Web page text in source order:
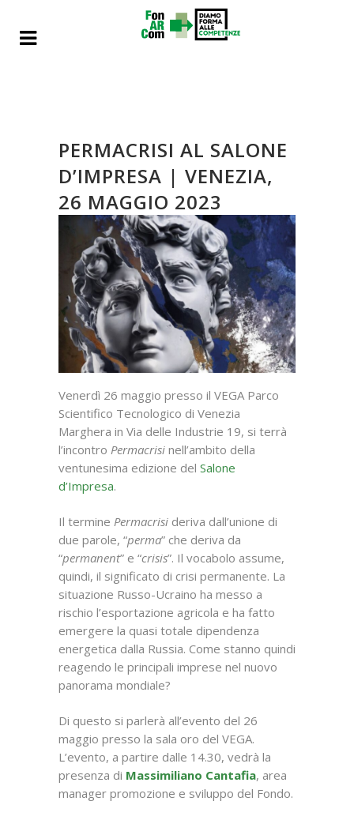
PERMACRISI AL SALONE
D’IMPRESA | VENEZIA,
26 MAGGIO 2023
Venerdì 26 maggio presso il VEGA Parco
Scientifico Tecnologico di Venezia
Marghera in Via delle Industrie 19, si terrà
l’incontro Permacrisi nell’ambito della
ventunesima edizione del Salone
d’Impresa.
Il termine Permacrisi deriva dall’unione di
due parole, “perma” che deriva da
“permanent” e “crisis”. Il vocabolo assume,
quindi, il significato di crisi permanente. La
situazione Russo-Ucraino ha messo a
rischio l’esportazione agricola e ha fatto
emergere la quasi totale dipendenza
energetica dalla Russia. Come stanno quindi
reagendo le principali imprese nel nuovo
panorama mondiale?
Di questo si parlerà all’evento del 26
maggio presso la sala oro del VEGA.
L’evento, a partire dalle 14.30, vedrà la
presenza di Massimiliano Cantafia, area
manager promozione e sviluppo del Fondo.